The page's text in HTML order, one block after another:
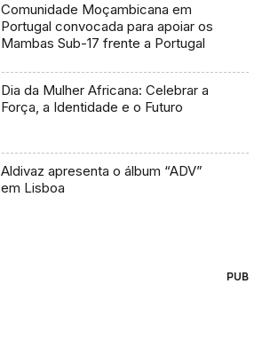
Comunidade Moçambicana em
Portugal convocada para apoiar os
Mambas Sub-17 frente a Portugal
Dia da Mulher Africana: Celebrar a
Força, a Identidade e o Futuro
Aldivaz apresenta o álbum “ADV”
em Lisboa
PUB